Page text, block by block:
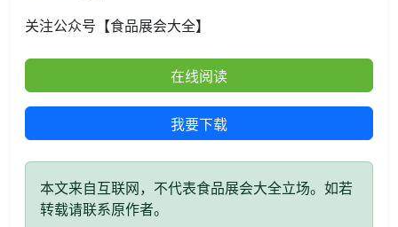
关注公众号【食品展会大全】
在线阅读
我要下载
本文来自互联网，不代表食品展会大全立场。如若
转载请联系原作者。